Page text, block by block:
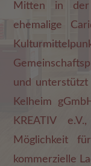
Mitten in
ehemalige
und unterstützt
Kelheim
KREATIV
Möglichkeit
kommerzielle